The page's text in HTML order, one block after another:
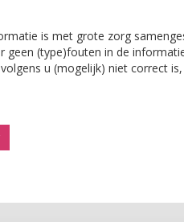
is met grote zorg
geen (type)fouten in de
u (mogelijk) niet correct